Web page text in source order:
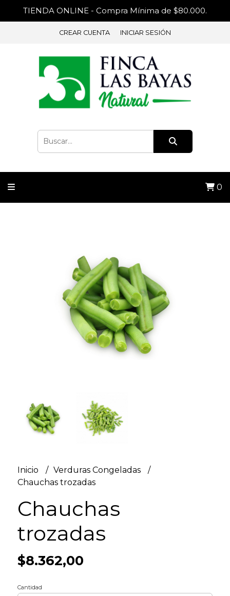
TIENDA ONLINE - Compra Mínima de $80.000.
CREAR CUENTA INICIAR SESIÓN
0
Inicio
Verduras Congeladas
Chauchas trozadas
Chauchas
trozadas
$8.362,00
Cantidad